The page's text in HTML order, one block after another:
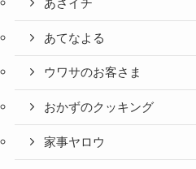
あさイチ
あてなよる
ウワサのお客さま
おかずのクッキング
家事ヤロウ